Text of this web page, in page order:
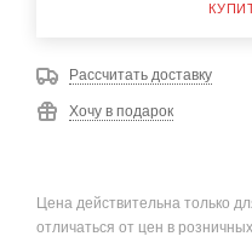
Рассчитать доставку
Хочу в подарок
Цена действительна только
отличаться от цен в